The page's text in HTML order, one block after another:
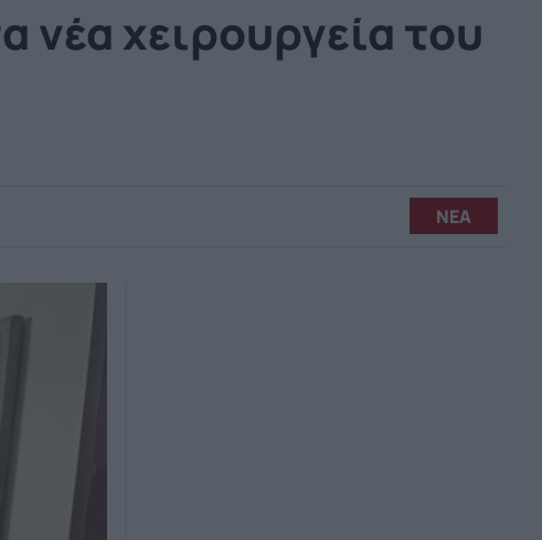
χειρουργεία του
ΝΕΑ